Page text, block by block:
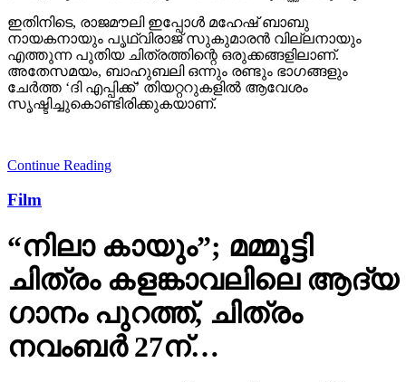
ഇതിനിടെ, രാജമൗലി ഇപ്പോള്‍ മഹേഷ് ബാബു
നായകനായും പൃഥ്വിരാജ് സുകുമാരന്‍ വില്ലനായും
എത്തുന്ന പുതിയ ചിത്രത്തിന്റെ ഒരുക്കങ്ങളിലാണ്.
അതേസമയം, ബാഹുബലി ഒന്നും രണ്ടും ഭാഗങ്ങളും
ചേര്‍ത്ത ‘ദി എപ്പിക്ക്’ തിയറ്ററുകളില്‍ ആവേശം
സൃഷ്ടിച്ചുകൊണ്ടിരിക്കുകയാണ്.
Continue Reading
Film
“നിലാ കായും”; മമ്മൂട്ടി
ചിത്രം കളങ്കാവലിലെ ആദ്യ
ഗാനം പുറത്ത്, ചിത്രം
നവംബർ 27ന്…